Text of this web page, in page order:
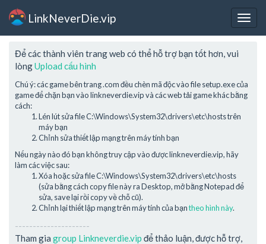
LinkNeverDie.vip
Để các thành viên trang web có thể hỗ trợ bạn tốt hơn, vui
lòngUpload cấu hình
Chú ý: các game bên trang .com đều chèn mã độc vào file setup.exe của
game để chặn bạn vào linkneverdie.vip và các web tải game khác bằng
cách:
Lén lút sửa file C:\Windows\System32\drivers\etc\hosts trên
máy bạn
Chỉnh sửa thiết lập mạng trên máy tính bạn
Nếu ngày nào đó bạn không truy cập vào được linkneverdie.vip, hãy
làm các việc sau:
Xóa hoặc sửa file C:\Windows\System32\drivers\etc\hosts
(sửa bằng cách copy file này ra Desktop, mở bằng Notepad để
sửa, save lại rồi copy về chỗ cũ).
Chỉnh lại thiết lập mạng trên máy tính của bạntheo hình này.
---------------------
Tham gia group Linkneverdie.vip để thảo luận, được hỗ trợ,